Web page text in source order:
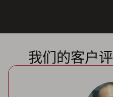
我们的客户